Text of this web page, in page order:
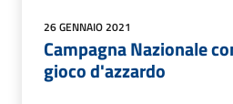
26 GENNAIO 2021
Campagna Nazionale
gioco d'azzardo